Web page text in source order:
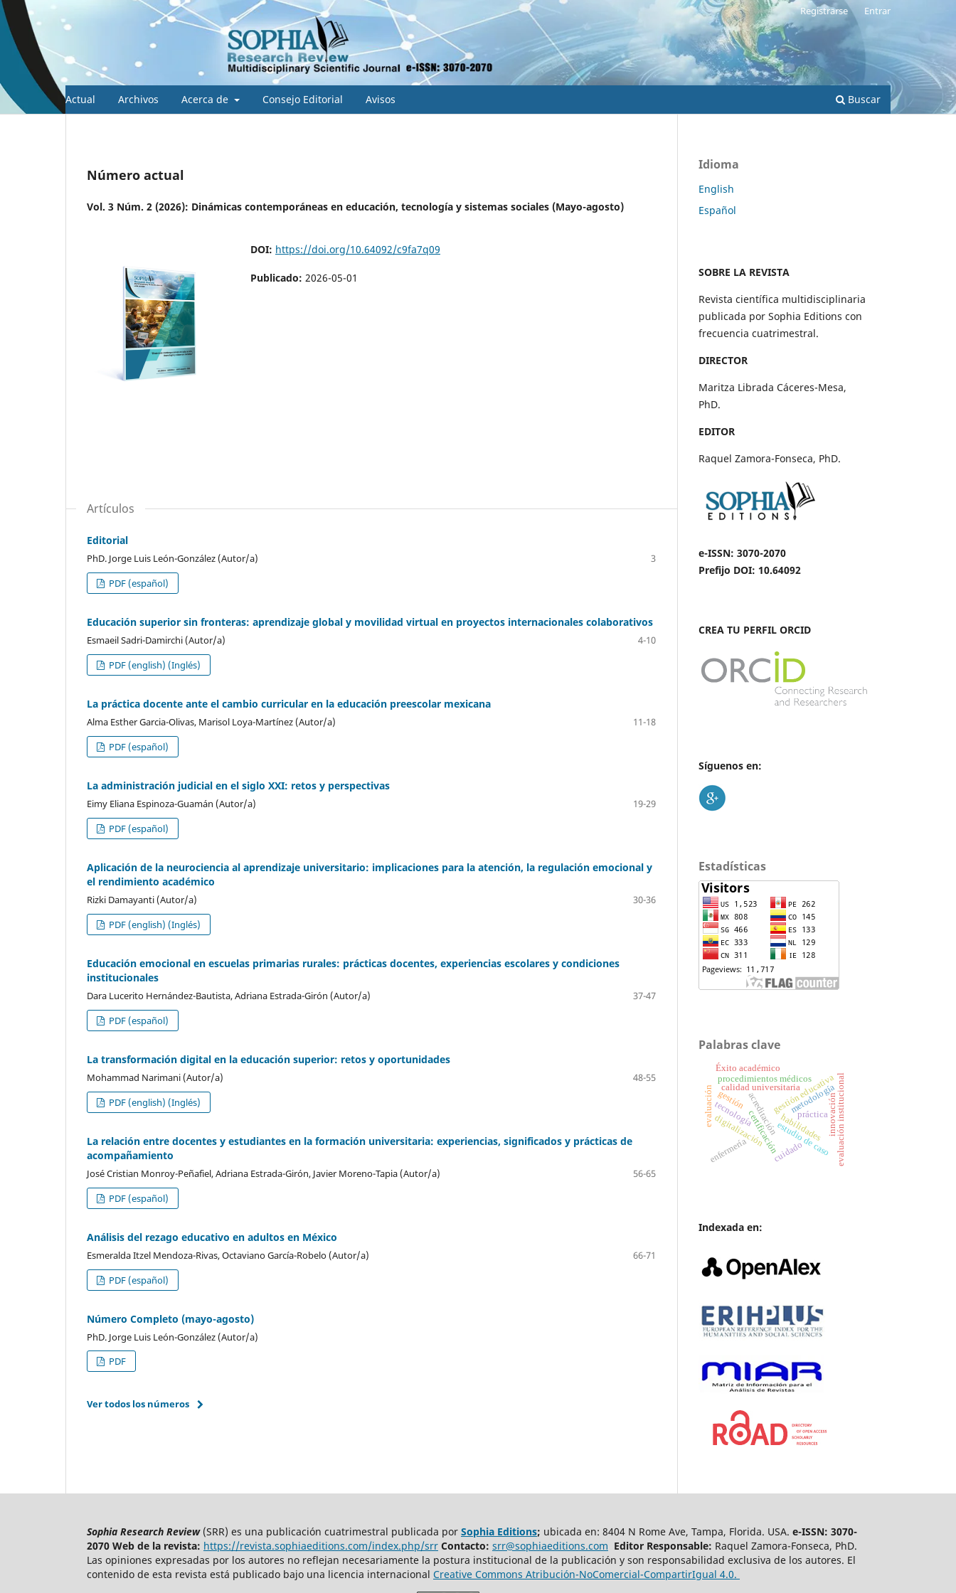
Actual Archivos Acerca de Consejo Editorial Avisos Buscar
Registrarse Entrar
Número actual
Vol. 3 Núm. 2 (2026): Dinámicas contemporáneas en educación, tecnología y sistemas sociales (Mayo-agosto)
DOI: https://doi.org/10.64092/c9fa7q09
Publicado: 2026-05-01
Artículos
Editorial
PhD. Jorge Luis León-González (Autor/a)
3
PDF (español)
Educación superior sin fronteras: aprendizaje global y movilidad virtual en proyectos internacionales colaborativos
Esmaeil Sadri-Damirchi (Autor/a)
4-10
PDF (english) (Inglés)
La práctica docente ante el cambio curricular en la educación preescolar mexicana
Alma Esther Garcia-Olivas, Marisol Loya-Martínez (Autor/a)
11-18
PDF (español)
La administración judicial en el siglo XXI: retos y perspectivas
Eimy Eliana Espinoza-Guamán (Autor/a)
19-29
PDF (español)
Aplicación de la neurociencia al aprendizaje universitario: implicaciones para la atención, la regulación emocional y
el rendimiento académico
Rizki Damayanti (Autor/a)
30-36
PDF (english) (Inglés)
Educación emocional en escuelas primarias rurales: prácticas docentes, experiencias escolares y condiciones
institucionales
Dara Lucerito Hernández-Bautista, Adriana Estrada-Girón (Autor/a)
37-47
PDF (español)
La transformación digital en la educación superior: retos y oportunidades
Mohammad Narimani (Autor/a)
48-55
PDF (english) (Inglés)
La relación entre docentes y estudiantes en la formación universitaria: experiencias, significados y prácticas de
acompañamiento
José Cristian Monroy-Peñafiel, Adriana Estrada-Girón, Javier Moreno-Tapia (Autor/a)
56-65
PDF (español)
Análisis del rezago educativo en adultos en México
Esmeralda Itzel Mendoza-Rivas, Octaviano García-Robelo (Autor/a)
66-71
PDF (español)
Número Completo (mayo-agosto)
PhD. Jorge Luis León-González (Autor/a)
PDF
Ver todos los números
Idioma
English
Español
SOBRE LA REVISTA
Revista científica multidisciplinaria
publicada por Sophia Editions con
frecuencia cuatrimestral.
DIRECTOR
Maritza Librada Cáceres-Mesa,
PhD.
EDITOR
Raquel Zamora-Fonseca, PhD.
e-ISSN: 3070-2070
Prefijo DOI: 10.64092
CREA TU PERFIL ORCID
Síguenos en:
Estadísticas
Palabras clave
acreditación
certificación
calidad universitariagestión educativaevaluación institucional
metodología
habilidades
digitalización
enfermería estudio de caso
innovación
tecnología práctica
cuidado
evaluación
procedimientos médicos
Éxito académico
gestión
Indexada en:
Sophia Research Review(SRR) es una publicación cuatrimestral publicada por Sophia Editions; ubicada en: 8404 N Rome Ave, Tampa, Florida. USA. e-ISSN: 3070-
2070 Web de la revista: https://revista.sophiaeditions.com/index.php/srr Contacto: srr@sophiaeditions.com Editor Responsable: Raquel Zamora-Fonseca, PhD.
Las opiniones expresadas por los autores no reflejan necesariamente la postura institucional de la publicación y son responsabilidad exclusiva de los autores. El
contenido de esta revista está publicado bajo una licencia internacional Creative Commons Atribución-NoComercial-CompartirIgual 4.0.